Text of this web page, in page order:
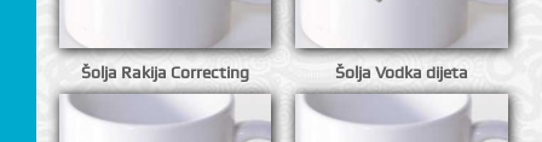
Šolja Rakija Correcting Šolja Vodka dijeta